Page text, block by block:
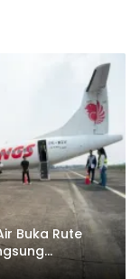
Buka Rute